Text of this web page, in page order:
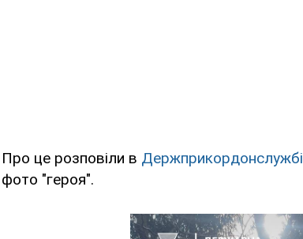
Про це розповіли в Держприкордонслужбі
фото "героя".